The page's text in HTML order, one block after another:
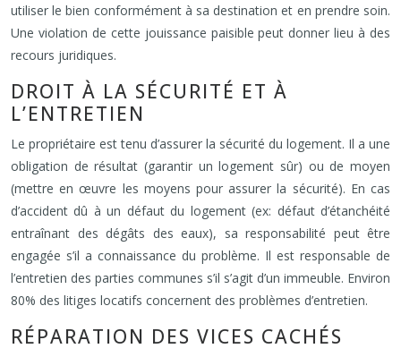
utiliser le bien conformément à sa destination et en prendre soin.
Une violation de cette jouissance paisible peut donner lieu à des
recours juridiques.
DROIT À LA SÉCURITÉ ET À
L’ENTRETIEN
Le propriétaire est tenu d’assurer la sécurité du logement. Il a une
obligation de résultat (garantir un logement sûr) ou de moyen
(mettre en œuvre les moyens pour assurer la sécurité). En cas
d’accident dû à un défaut du logement (ex: défaut d’étanchéité
entraînant des dégâts des eaux), sa responsabilité peut être
engagée s’il a connaissance du problème. Il est responsable de
l’entretien des parties communes s’il s’agit d’un immeuble. Environ
80% des litiges locatifs concernent des problèmes d’entretien.
RÉPARATION DES VICES CACHÉS